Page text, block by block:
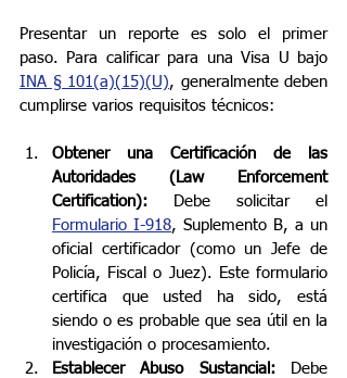
Presentar un reporte es solo el primer
INA § 101(a)(15)(U), generalmente deben
cumplirse varios requisitos técnicos:
Obtener una Certificación de las
Autoridades (Law Enforcement
Certification):
Formulario I-918, Suplemento B, a un
oficial certificador (como un Jefe de
Policía, Fiscal o Juez). Este formulario
certifica que usted ha sido, está
siendo o es probable que sea útil en la
investigación o procesamiento.
Establecer Abuso Sustancial: Debe